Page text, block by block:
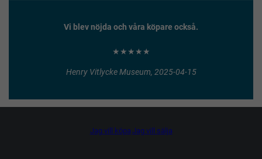
Vi blev nöjda och våra köpare också.
★★★★★
Henry Vitlycke Museum, 2025-04-15
Jag vill köpa Jag vill sälja